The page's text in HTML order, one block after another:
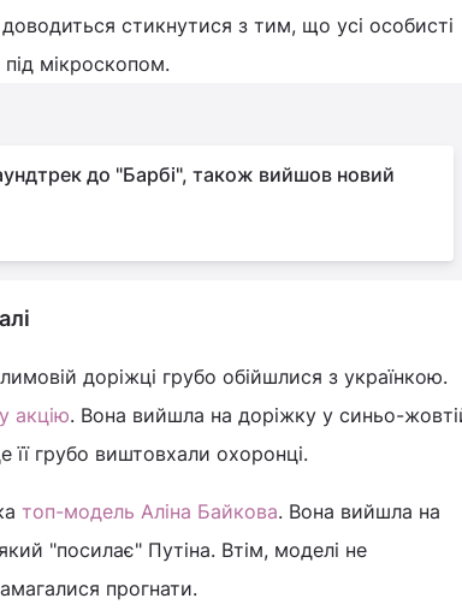
стикнутися з тим, що усі особисті
під мікроскопом.
до "Барбі", також вийшов новий
доріжці грубо обійшлися з українкою.
акцію. Вона вийшла на доріжку у синьо-
її грубо виштовхали охоронці.
топ-модель Аліна Байкова. Вона вийшла на
"посилає" Путіна. Втім, моделі не
прогнати.